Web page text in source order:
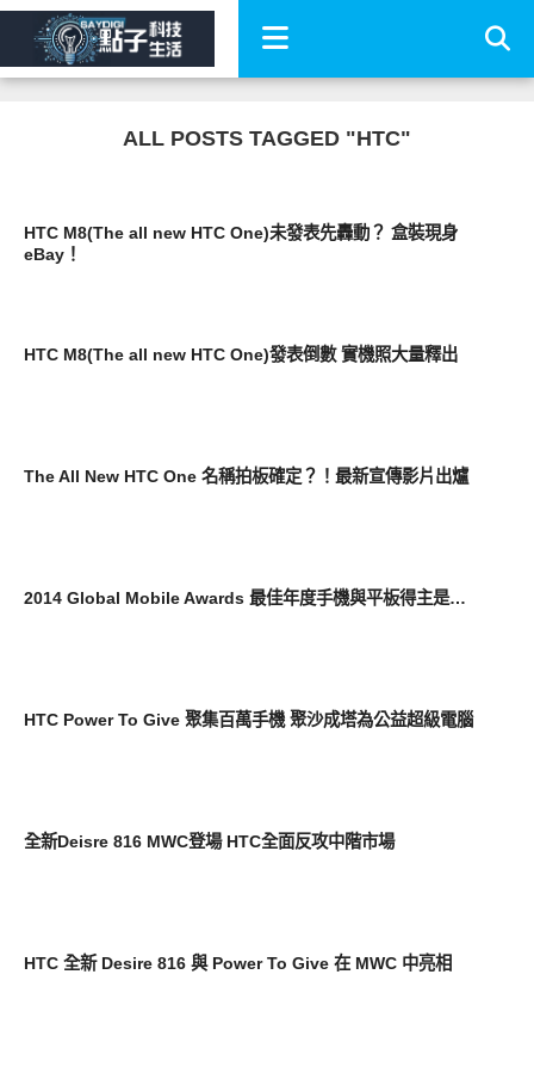
ALL POSTS TAGGED "HTC"
HTC M8(The all new HTC One)未發表先轟動？ 盒裝現身
eBay！
HTC M8(The all new HTC One)發表倒數 實機照大量釋出
The All New HTC One 名稱拍板確定？！最新宣傳影片出爐
2014 Global Mobile Awards 最佳年度手機與平板得主是…
HTC Power To Give 聚集百萬手機 聚沙成塔為公益超級電腦
全新Deisre 816 MWC登場 HTC全面反攻中階市場
HTC 全新 Desire 816 與 Power To Give 在 MWC 中亮相